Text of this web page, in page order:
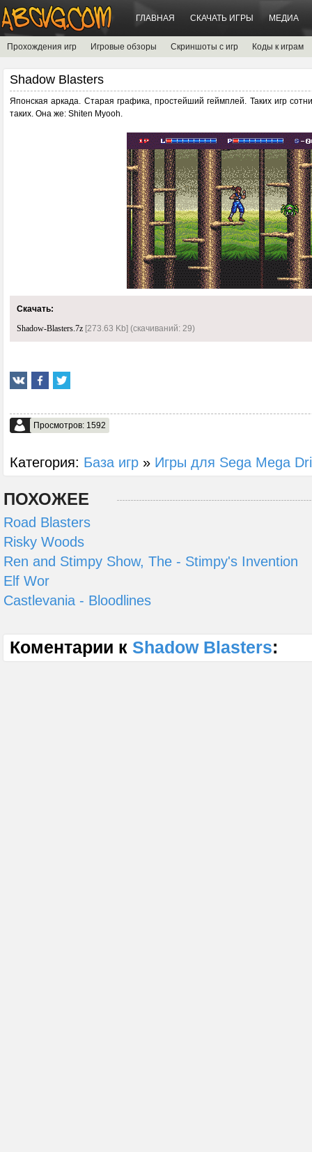
ГЛАВНАЯ СКАЧАТЬ ИГРЫ МЕДИА
Прохождения игр Игровые обзоры Скриншоты с игр Коды к играм
Shadow Blasters
Японская аркада. Старая графика, простейший геймплей. Таких игр
таких. Она же: Shiten Myooh.
Скачать:
Shadow-Blasters.7z [273.63 Kb] (cкачиваний: 29)
Просмотров: 1592
Категория: База игр » Игры для Sega Mega
ПОХОЖЕЕ
Road Blasters
Risky Woods
Ren and Stimpy Show, The - Stimpy's Invention
Elf Wor
Castlevania - Bloodlines
Коментарии к Shadow Blasters: